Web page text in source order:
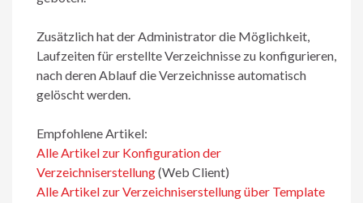
Zusätzlich hat der Administrator die Möglichkeit,
Laufzeiten für erstellte Verzeichnisse zu konfigurieren,
nach deren Ablauf die Verzeichnisse automatisch
gelöscht werden.
Empfohlene Artikel:
Alle Artikel zur Konfiguration der
Verzeichniserstellung(Web Client)
Alle Artikel zur Verzeichniserstellung über Template